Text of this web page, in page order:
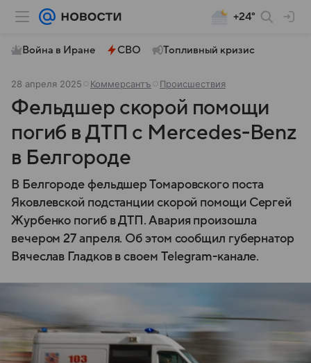
+24°
Война в Иране СВО Топливный кризис
28 апреля 2025 Коммерсантъ Происшествия
Фельдшер скорой помощи
погиб в ДТП с Mercedes-Benz
в Белгороде
В Белгороде фельдшер Томаровского поста
Яковлевской подстанции скорой помощи Сергей
Журбенко погиб в ДТП. Авария произошла
вечером 27 апреля. Об этом сообщил губернатор
Вячеслав Гладков в своем Telegram-канале.